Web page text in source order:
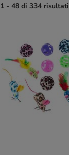
1 - 48 di 334 risultati